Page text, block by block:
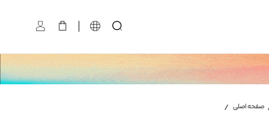
صفحه اصلی